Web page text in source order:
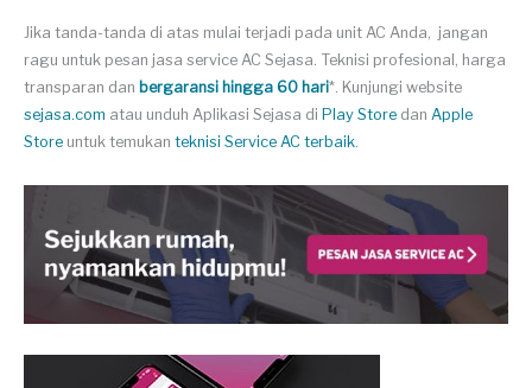
Jika tanda-tanda di atas mulai terjadi pada unit AC Anda, jangan
ragu untuk pesan jasa service AC Sejasa. Teknisi profesional, harga
transparan dan bergaransi hingga 60 hari*. Kunjungi website
sejasa.com atau unduh Aplikasi Sejasa di Play Store dan Apple
Store untuk temukan teknisi Service AC terbaik